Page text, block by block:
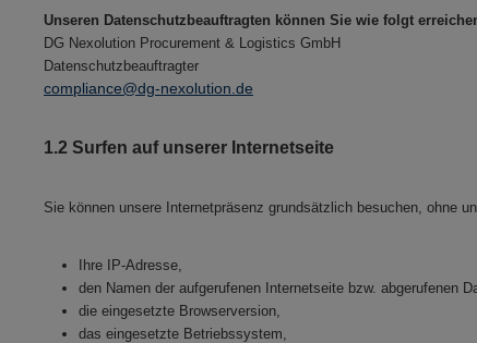
Unseren Datenschutzbeauftragten können Sie wie folgt
DG Nexolution Procurement & Logistics GmbH
Datenschutzbeauftragter
compliance@dg-nexolution.de
1.2 Surfen auf unserer Internetseite
Sie können unsere Internetpräsenz grundsätzlich besuchen, ohne
Ihre IP-Adresse,
den Namen der aufgerufenen Internetseite bzw. abgerufenen
die eingesetzte Browserversion,
das eingesetzte Betriebssystem,